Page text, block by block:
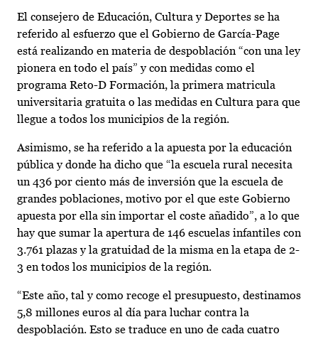
El consejero de Educación, Cultura y Deportes se ha
referido al esfuerzo que el Gobierno de García-Page
está realizando en materia de despoblación “con una ley
pionera en todo el país” y con medidas como el
programa Reto-D Formación, la primera matricula
universitaria gratuita o las medidas en Cultura para que
llegue a todos los municipios de la región.
Asimismo, se ha referido a la apuesta por la educación
pública y donde ha dicho que “la escuela rural necesita
un 436 por ciento más de inversión que la escuela de
grandes poblaciones, motivo por el que este Gobierno
apuesta por ella sin importar el coste añadido”, a lo que
hay que sumar la apertura de 146 escuelas infantiles con
3.761 plazas y la gratuidad de la misma en la etapa de 2-
3 en todos los municipios de la región.
“Este año, tal y como recoge el presupuesto, destinamos
5,8 millones euros al día para luchar contra la
despoblación. Esto se traduce en uno de cada cuatro